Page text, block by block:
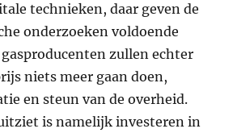
technieken, daar geven de
onderzoeken voldoende
zullen echter
niets meer gaan doen,
en steun van de overheid.
is namelijk investeren in